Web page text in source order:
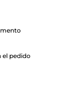
el pedido